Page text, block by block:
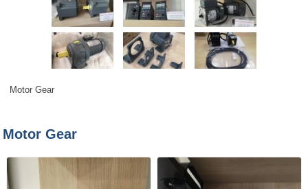
Motor Gear
Motor Gear